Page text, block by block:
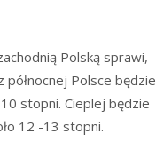
Polską sprawi,
Polsce będzie
stopni. Cieplej będzie
12 -13 stopni.